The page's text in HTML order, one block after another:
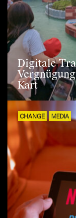
Digitale
Kart
CHANGE MEDIA